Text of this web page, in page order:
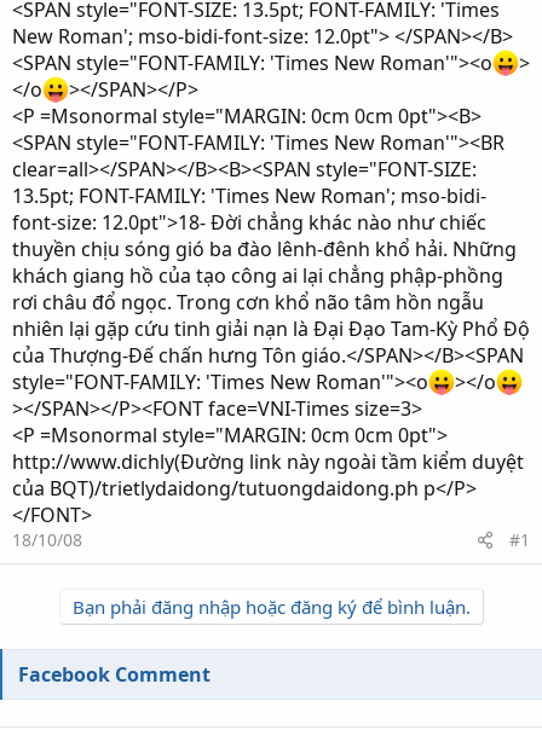
<SPAN style="FONT-SIZE: 13.5pt; FONT-FAMILY: 'Times
New Roman'; mso-bidi-font-size: 12.0pt"> </SPAN></B>
<SPAN style="FONT-FAMILY: 'Times New Roman'"><o
>
</o
></SPAN></P>
<P =Msonormal style="MARGIN: 0cm 0cm 0pt"><B>
<SPAN style="FONT-FAMILY: 'Times New Roman'"><BR
clear=all></SPAN></B><B><SPAN style="FONT-SIZE:
13.5pt; FONT-FAMILY: 'Times New Roman'; mso-bidi-
font-size: 12.0pt">18- Ðời chẳng khác nào như chiếc
thuyền chịu sóng gió ba đào lênh-đênh khổ hải. Những
khách giang hồ của tạo công ai lại chẳng phập-phồng
rơi châu đổ ngọc. Trong cơn khổ não tâm hồn ngẫu
nhiên lại gặp cứu tinh giải nạn là Ðại Ðạo Tam-Kỳ Phổ Ðộ
của Thượng-Ðế chấn hưng Tôn giáo.</SPAN></B><SPAN
style="FONT-FAMILY: 'Times New Roman'"><o
></o
></SPAN></P><FONT face=VNI-Times size=3>
<P =Msonormal style="MARGIN: 0cm 0cm 0pt">
http://www.dichly(Đường link này ngoài tầm kiểm duyệt
của BQT)/trietlydaidong/tutuongdaidong.ph p</P>
</FONT>
18/10/08 #1
Bạn phải đăng nhập hoặc đăng ký để bình luận.
Facebook Comment